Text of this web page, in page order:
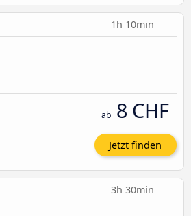
1h 10min
ab 8 CHF
Jetzt finden
3h 30min